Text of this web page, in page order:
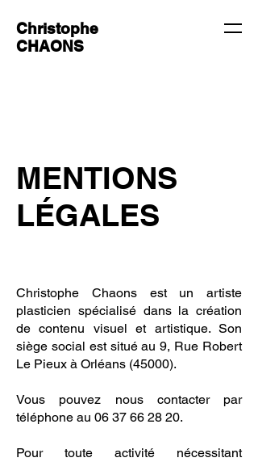
Christophe
CHAONS
MENTIONS
LÉGALES
Christophe Chaons est un artiste
plasticien spécialisé dans la création
de contenu visuel et artistique. Son
siège social est situé au9, Rue Robert
Le Pieux à Orléans (45000).
Vous pouvez nous contacter par
téléphone au 06 37 66 28 20.
Pour toute activité nécessitant